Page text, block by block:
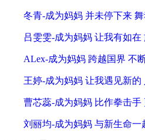
冬青-成为妈妈 并未停下来
吕雯雯-成为妈妈 让我有如在
ALex-成为妈妈 跨越国界 不
王婷-成为妈妈 让我遇见新的
曹芯蕊-成为妈妈 比作拳击手
刘丽均-成为妈妈 与新生命一